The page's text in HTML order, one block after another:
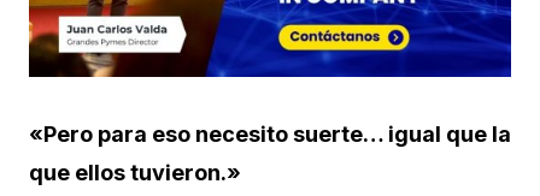
«Pero para eso necesito suerte… igual que la
que ellos tuvieron.»